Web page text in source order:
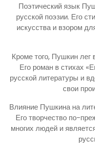
Поэтический язык
русской поэзии. Его
искусства и взором
Кроме того, Пушкин лег
Его роман в стихах
русской литературы и
свои
Влияние Пушкина на
Его творчество по-
многих людей и